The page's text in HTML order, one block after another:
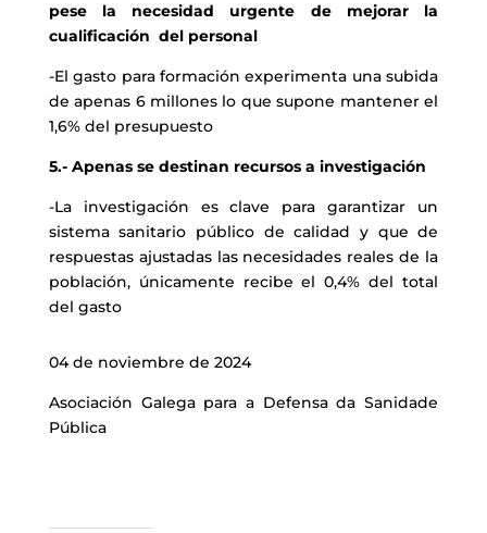
pese la necesidad urgente de mejorar la
cualificación del personal
-El gasto para formación experimenta una subida
de apenas 6 millones lo que supone mantener el
1,6% del presupuesto
5.- Apenas se destinan recursos a investigación
-La investigación es clave para garantizar un
sistema sanitario público de calidad y que de
respuestas ajustadas las necesidades reales de la
población, únicamente recibe el 0,4% del total
del gasto
04 de noviembre de 2024
Asociación Galega para a Defensa da Sanidade
Pública